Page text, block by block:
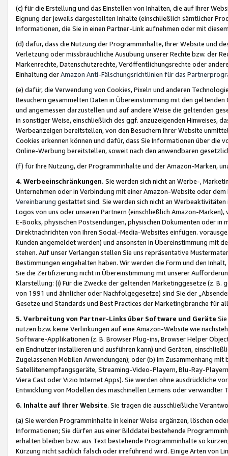
(c) für die Erstellung und das Einstellen von Inhalten, die auf Ihrer
Eignung der jeweils dargestellten Inhalte (einschließlich sämtlicher
Informationen, die Sie in einen Partner-Link aufnehmen oder mit
(d) dafür, dass die Nutzung der Programminhalte, Ihrer Website und
Verletzung oder missbräuchliche Ausübung unserer Rechte bzw. der
Markenrechte, Datenschutzrechte, Veröffentlichungsrechte oder
Einhaltung derAmazon Anti-Fälschungsrichtlinien für das
(e) dafür, die Verwendung von Cookies, Pixeln und anderen
Besuchern gesammelten Daten in Übereinstimmung mit den
und angemessen darzustellen und auf andere Weise die geltenden
in sonstiger Weise, einschließlich des ggf. anzuzeigenden Hinweises,
Werbeanzeigen bereitstellen, von den Besuchern Ihrer Website
Cookies erkennen können und dafür, dass Sie Informationen über die
Online-Werbung bereitstellen, soweit nach den anwendbaren
(f) für Ihre Nutzung, der Programminhalte und der Amazon-Marken,
4. Werbeeinschränkungen. Sie werden sich nicht an Werbe-,
Unternehmen oder in Verbindung mit einer Amazon-Website oder
Vereinbarung gestattet sind. Sie werden sich nicht an
Logos von uns oder unseren Partnern (einschließlich Amazon-
E-Books, physischen Postsendungen, physischen Dokumenten oder in
Direktnachrichten von Ihren Social-Media-Websites einfügen.
Kunden angemeldet werden) und ansonsten in Übereinstimmung mit
stehen. Auf unser Verlangen stellen Sie uns repräsentative
Bestimmungen eingehalten haben. Wir werden die Form und den
Sie die Zertifizierung nicht in Übereinstimmung mit unserer
Klarstellung: (i) Für die Zwecke der geltenden Marketinggesetze (z. B.
von 1991 und ähnlicher oder Nachfolgegesetze) sind Sie der
Gesetze und Standards und Best Practices der Marketingbranche für
5. Verbreitung von Partner-Links über Software und Geräte
nutzen bzw. keine Verlinkungen auf eine Amazon-Website wie
Software-Applikationen (z. B. Browser Plug-ins, Browser Helper
ein Endnutzer installieren und ausführen kann) und Geräten,
Zugelassenen Mobilen Anwendungen); oder (b) im Zusammenhang
Satellitenempfangsgeräte, Streaming-Video-Playern, Blu-Ray-
Viera Cast oder Vizio Internet Apps). Sie werden ohne ausdrückliche
Entwicklung von Modellen des maschinellen Lernens oder
6. Inhalte auf Ihrer Website. Sie tragen die ausschließliche
(a) Sie werden Programminhalte in keiner Weise ergänzen, löschen
Informationen; Sie dürfen aus einer Bilddatei bestehende
erhalten bleiben bzw. aus Text bestehende Programminhalte so
Kürzung nicht sachlich falsch oder irreführend wird. Einige Arten von